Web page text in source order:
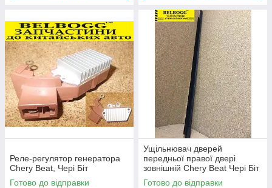
Реле-регулятор генератора
Chery Beat, Чері Біт
Готово до відправки
Ущільнювач дверей
передньої правої двері
зовнішній Chery Beat Чері Біт
Бет Чери Бит
Готово до відправки